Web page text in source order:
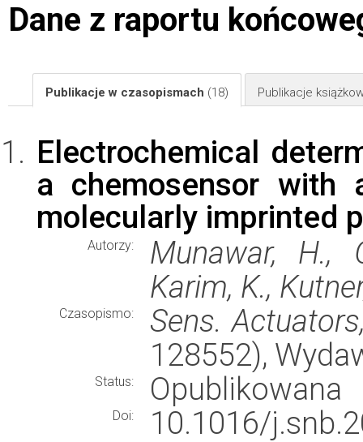
Dane z raportu
Publikacje w czasopismach (18) Publikacje
Electrochemical
a chemosensor with
molecularly imprinted
Autorzy:
Munawar, H.,
Karim, K.,
Czasopismo:
Sens.
128552),
Status: Opublikowana
Doi:
10.1016/